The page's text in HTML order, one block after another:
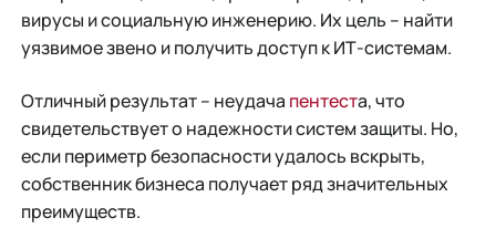
вирусы и социальную инженерию. Их цель – найти
уязвимое звено и получить доступ к ИТ-системам.
Отличный результат – неудача пентеста, что
свидетельствует о надежности систем защиты. Но,
если периметр безопасности удалось вскрыть,
собственник бизнеса получает ряд значительных
преимуществ.